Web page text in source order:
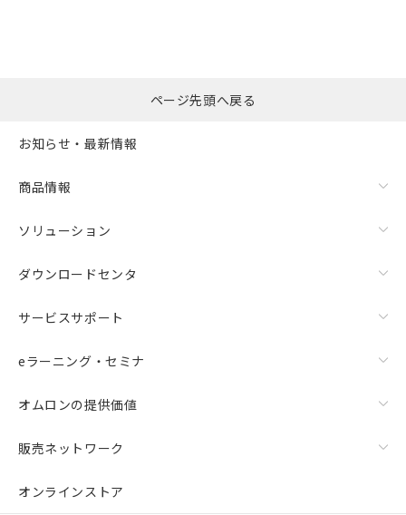
ページ先頭へ戻る
お知らせ・最新情報
商品情報
ソリューション
ダウンロードセンタ
サービスサポート
eラーニング・セミナ
オムロンの提供価値
販売ネットワーク
オンラインストア